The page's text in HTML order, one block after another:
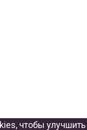
чтобы улучшить